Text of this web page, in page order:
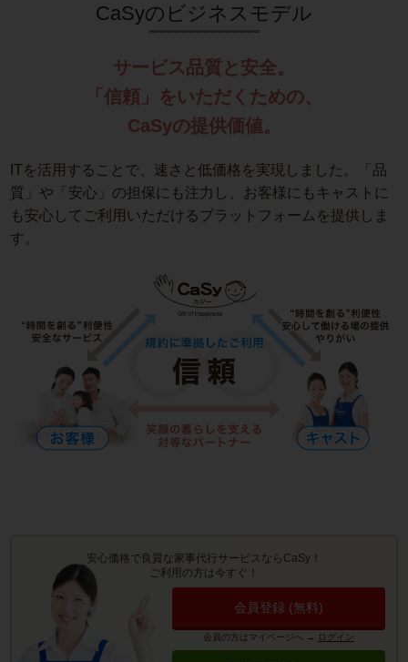
CaSyのビジネスモデル
サービス品質と安全。
「信頼」をいただくための、
CaSyの提供価値。
ITを活用することで、速さと低価格を実現しました。「品
質」や「安心」の担保にも注力し、お客様にもキャストに
も安心してご利用いただけるプラットフォームを提供しま
す。
安心価格で良質な家事代行サービスならCaSy！
ご利用の方は今すぐ！
会員登録 (無料)
会員の方はマイページへ → ログイン